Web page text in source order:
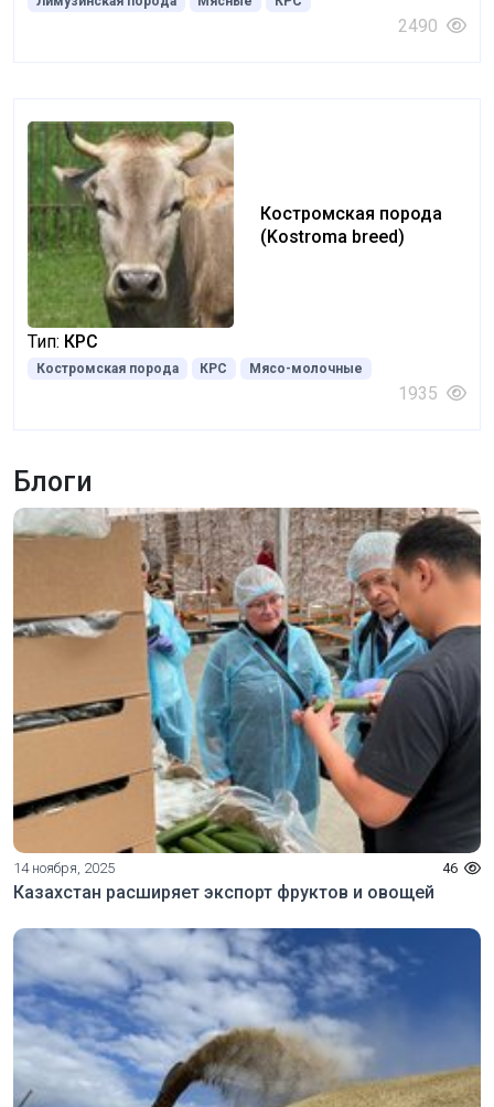
2490
Костромская порода
(Kostroma breed)
Тип: КРС
Костромская порода КРС Мясо-молочные
1935
Блоги
14 ноября, 2025 46
Казахстан расширяет экспорт фруктов и овощей